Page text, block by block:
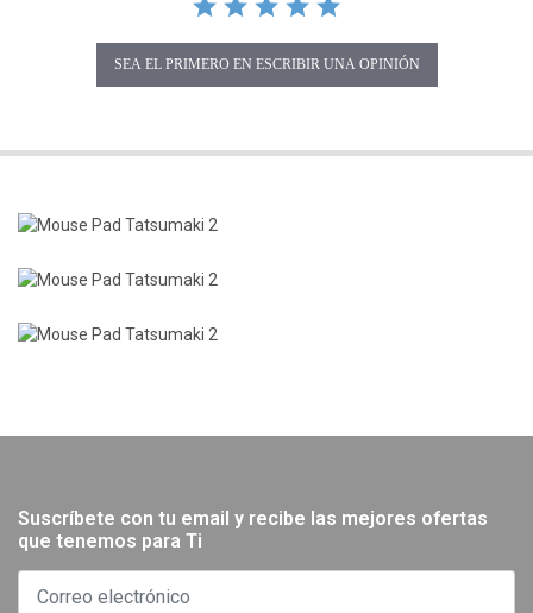
SEA EL PRIMERO EN ESCRIBIR UNA OPINIÓN
Suscríbete con tu email y recibe las mejores ofertas
que tenemos para Ti